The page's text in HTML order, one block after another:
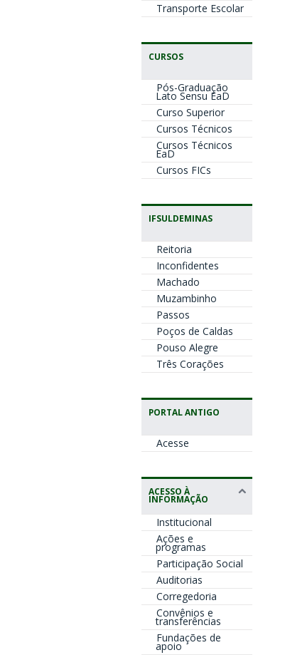
Transporte Escolar
CURSOS
Pós-Graduação
Lato Sensu EaD
Curso Superior
Cursos Técnicos
Cursos Técnicos
EaD
Cursos FICs
IFSULDEMINAS
Reitoria
Inconfidentes
Machado
Muzambinho
Passos
Poços de Caldas
Pouso Alegre
Três Corações
PORTAL ANTIGO
Acesse
ACESSO À
INFORMAÇÃO
Institucional
Ações e
programas
Participação Social
Auditorias
Corregedoria
Convênios e
transferências
Fundações de
apoio